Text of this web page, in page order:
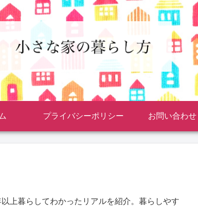
プライバシーポリシー お問い合わせ
上暮らしてわかったリアルを紹介。暮らしやす